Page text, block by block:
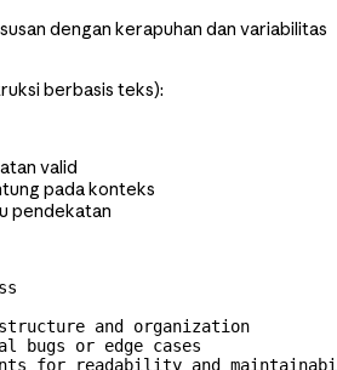
dengan kerapuhan dan variabilitas
berbasis teks):
valid
pada konteks
pendekatan
and organization
bugs or edge cases
for readability and